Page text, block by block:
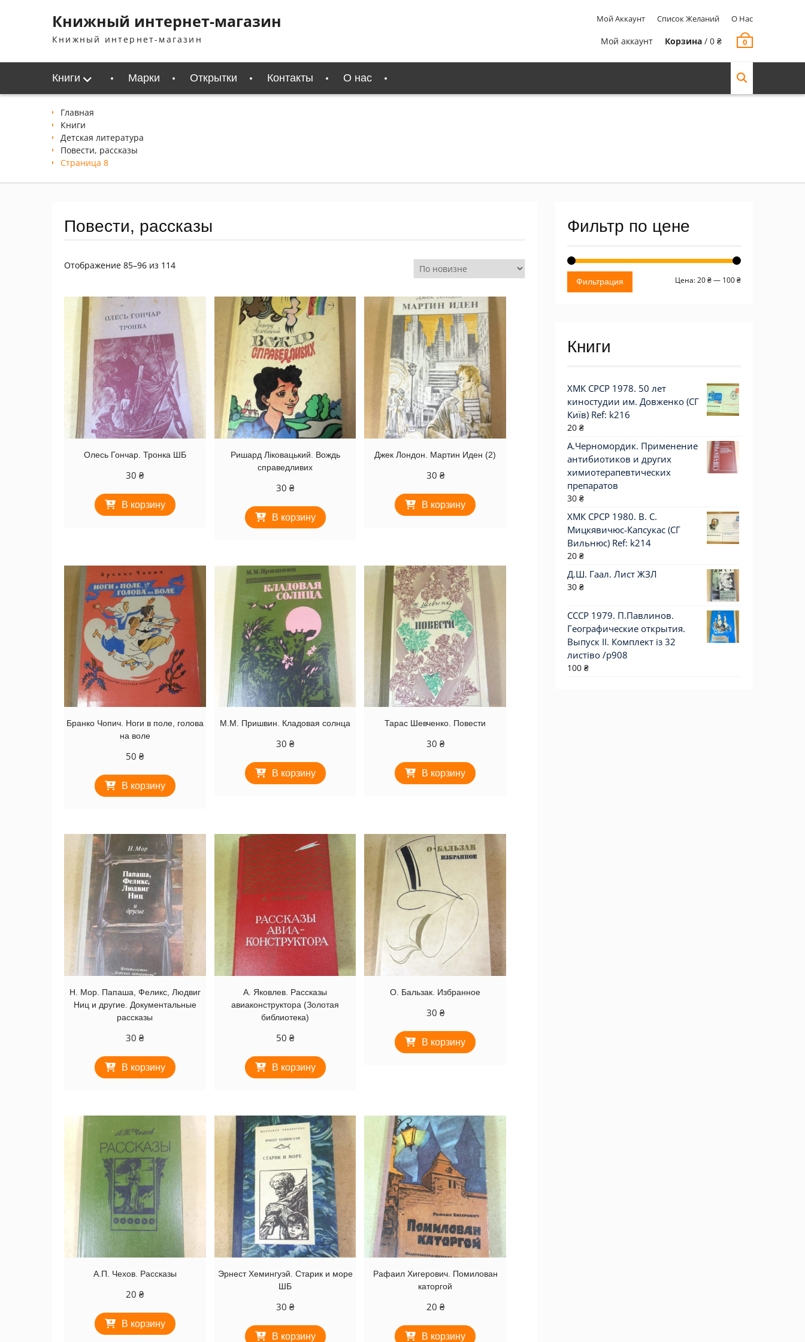
содержимомуКнижный интернет-магазин
Книжный интернет-магазин
Мой Аккаунт Список Желаний О Нас
Мой аккаунт Корзина / 0 ₴ 0
Книги Марки Открытки Контакты О нас
Главная
Книги
Детская литература
Повести, рассказы
Страница 8
Повести, рассказы
Отображение 85–96 из 114Сортировка:
Олесь Гончар. Тронка ШБ
30₴
В корзину
Ришард Ліковацький. Вождь
справедливих
30 ₴
В корзину
Джек Лондон. Мартин Иден (2)
30 ₴
В корзину
Бранко Чопич. Ноги в поле, голова
на воле
50₴
В корзину
М.М. Пришвин. Кладовая солнца
30 ₴
В корзину
Тарас Шевченко. Повести
30 ₴
В корзину
Н. Мор. Папаша, Феликс, Людвиг
Ниц и другие. Документальные
рассказы
30₴
В корзину
А. Яковлев. Рассказы
авиаконструктора (Золотая
библиотека)
50 ₴
В корзину
О. Бальзак. Избранное
30 ₴
В корзину
А.П. Чехов. Рассказы
20₴
В корзину
Эрнест Хемингуэй. Старик и море
ШБ
30 ₴
В корзину
Рафаил Хигерович. Помилован
каторгой
20 ₴
В корзину
Фильтр по цене
Минимальная
Максимальная
Фильтрация Цена:20 ₴— 100 ₴
Книги
ХМК СРСР 1978. 50 лет
киностудии им. Довженко (СГ
Київ) Ref: k216
20 ₴
А.Черномордик. Применение
антибиотиков и других
химиотерапевтических
препаратов
30 ₴
ХМК СРСР 1980. В. С.
Мицкявичюс-Капсукас (СГ
Вильнюс) Ref: k214
20 ₴
Д.Ш. Гаал. Лист ЖЗЛ
30 ₴
СССР 1979. П.Павлинов.
Географические открытия.
Выпуск II. Комплект із 32
листіво /р908
100 ₴